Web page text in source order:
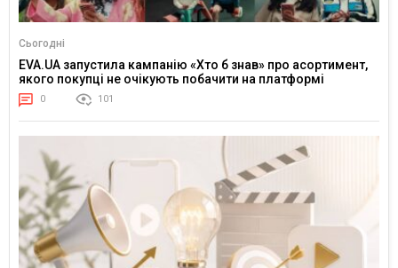
Сьогодні
EVA.UA запустила кампанію «Хто б знав» про асортимент,
якого покупці не очікують побачити на платформі
0 101